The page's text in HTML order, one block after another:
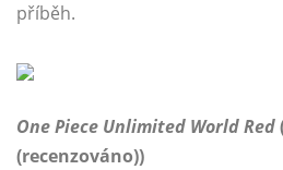
příběh.
One Piece Unlimited World Red
(recenzováno))